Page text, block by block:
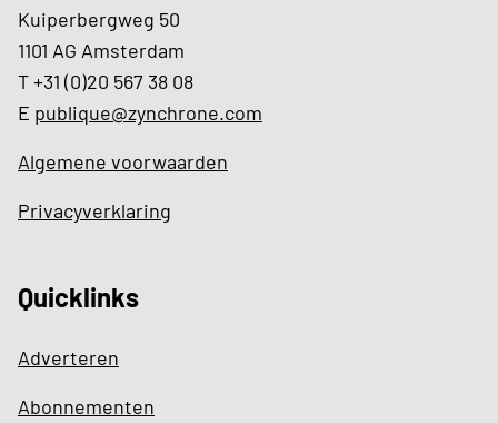
Kuiperbergweg 50
1101 AG Amsterdam
T +31 (0)20 567 38 08
E publique@zynchrone.com
Algemene voorwaarden
Privacyverklaring
Quicklinks
Adverteren
Abonnementen